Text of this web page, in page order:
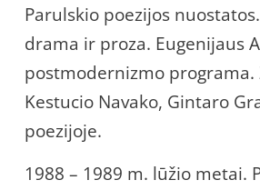
Parulskio poezijos
drama ir proza. Eugenijaus
postmodernizmo programa.
Kestucio Navako, Gintaro
poezijoje.
1988 – 1989 m. lūžio metai.